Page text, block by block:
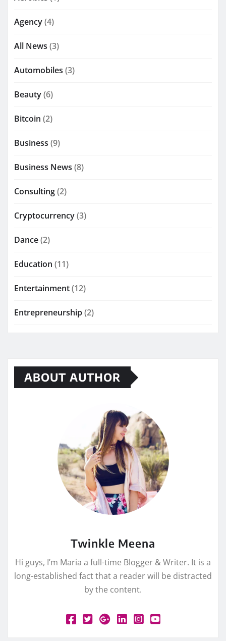
Agency(4)
All News (3)
Automobiles (3)
Beauty(6)
Bitcoin (2)
Business (9)
Business News (8)
Consulting(2)
Cryptocurrency(3)
Dance(2)
Education (11)
Entertainment(12)
Entrepreneurship(2)
ABOUT AUTHOR
Twinkle Meena
Hi guys, I’m Maria a full-time Blogger & Writer. It is a
long-established fact that a reader will be distracted
by the content.